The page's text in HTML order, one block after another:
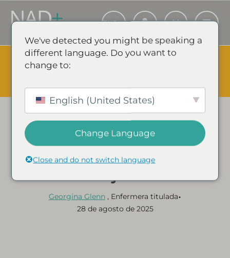
The Summer Sale is Live.Save up to 45% - Try for less or
Categoría: GUÍAS Y ARTÍCULOS SOBRE NAD+
NAD+ vs NMN: ¿Cuál es
la diferencia y cuál es
Georgina Glenn , Enfermera titulada•
28 de agosto de 2025
We've detected you might be speaking a
different language. Do you want to
change to:
English (United States)
Change Language
Close and do not switch language